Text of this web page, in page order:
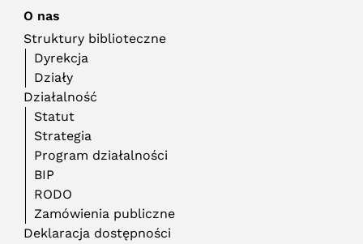
O nas
Struktury biblioteczne
Dyrekcja
Działy
Działalność
Statut
Strategia
Program działalności
BIP
RODO
Zamówienia publiczne
Deklaracja dostępności